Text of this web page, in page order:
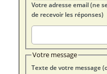
Votre adresse email (ne
de recevoir les réponses)
Votre message